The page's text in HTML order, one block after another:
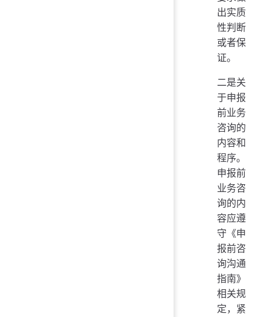
出实质
性判断
或者保
证。
二是关
于申报
前业务
咨询的
内容和
程序。
申报前
业务咨
询的内
容应遵
守《申
报前咨
询沟通
指南》
相关规
定，紧